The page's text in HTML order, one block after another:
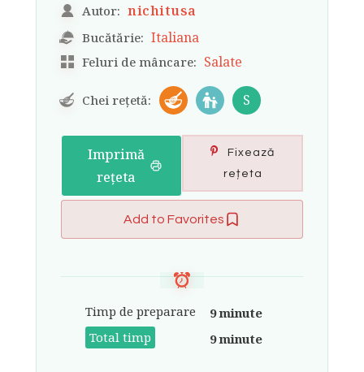
Autor: nichitusa
Bucătărie: Italiana
Feluri de mâncare: Salate
Chei rețetă: S
Imprimă
rețeta
Fixează
rețeta
Add to Favorites
Timp de preparare
9 minute
Total timp
9 minute